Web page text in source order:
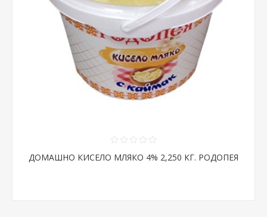
ДОМАШНО КИСЕЛО МЛЯКО 4% 2,250 КГ. РОДОПЕЯ